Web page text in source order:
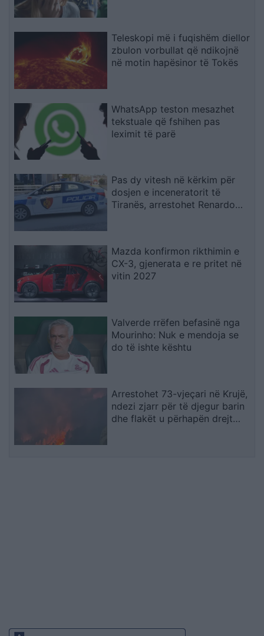
Teleskopi më i fuqishëm diellor
zbulon vorbullat që ndikojnë
në motin hapësinor të Tokës
WhatsApp teston mesazhet
tekstuale që fshihen pas
leximit të parë
Pas dy vitesh në kërkim për
dosjen e inceneratorit të
Tiranës, arrestohet Renardo
Mazda konfirmon rikthimin e
CX-3, gjenerata e re pritet në
vitin 2027
Valverde rrëfen befasinë nga
Mourinho: Nuk e mendoja se
do të ishte kështu
Arrestohet 73-vjeçari në Krujë,
ndezi zjarr për të djegur barin
dhe flakët u përhapën drejt